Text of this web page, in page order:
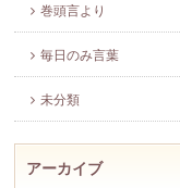
巻頭言より
毎日のみ言葉
未分類
アーカイブ